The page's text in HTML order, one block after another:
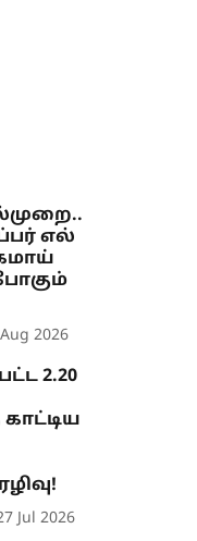
எல்
2026
2.20
Jul 2026